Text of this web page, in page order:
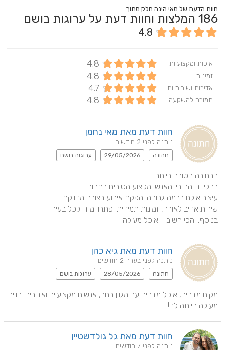
חוות הדעת של מאי הינה חלק מתוך
186 המלצות וחוות דעת על ערוגות בושם
4.8
איכות ומקצועיות 4.8
זמינות 4.8
אדיבות ושירותיות 4.7
תמורה להשקעה 4.8
חוות דעת מאת מאי נחמן
ניתנה לפני 2 חודשים
חתונה 29/05/2026 ערוגות בושם
בנוסף, והכי חשוב - אוכל מעולה
חוות דעת מאת גיא כהן
ניתנה לפני בערך 2 חודשים
חתונה 28/05/2026 ערוגות בושם
מעולה הייתה לנו!
חוות דעת מאת גל גולדשטיין
ניתנה לפני 7 חודשים